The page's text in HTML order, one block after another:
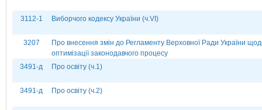
3112-1 Виборчого кодексу України (ч.VI)
3207
Про внесення змін до Регламенту Верховної Ради України
оптимізації законодавчого процесу
3491-д
Про освіту (ч.1)
3491-д Про освіту (ч.2)